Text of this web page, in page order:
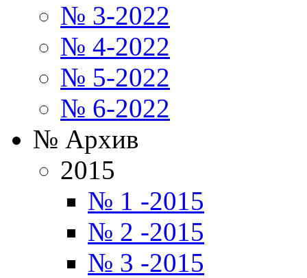
№ 3-2022
№ 4-2022
№ 5-2022
№ 6-2022
№ Архив
2015
№ 1 -2015
№ 2 -2015
№ 3 -2015